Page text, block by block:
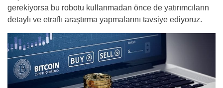
gerekiyorsa bu robotu kullanmadan önce de yatırımcıların
detaylı ve etraflı araştırma yapmalarını tavsiye ediyoruz.